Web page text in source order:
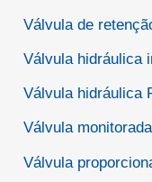
Válvula de
Válvula hidráulica
Válvula hidráulica
Válvula monitorada
Válvula